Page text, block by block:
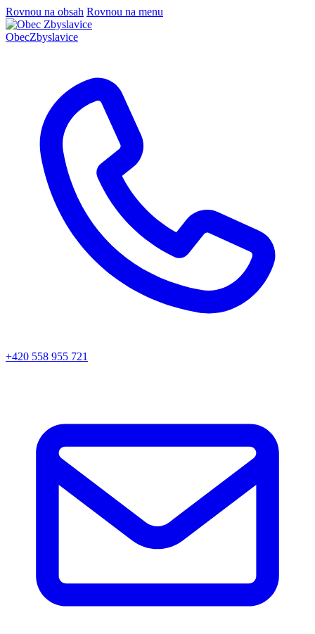
Rovnou na obsah Rovnou na menu
ObecZbyslavice
+420 558 955 721